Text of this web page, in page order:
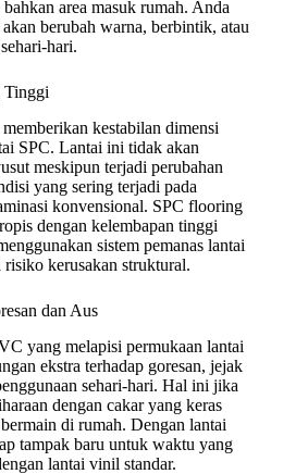
area masuk rumah. Anda
berubah warna, berbintik, atau
hari.
Tinggi
kestabilan dimensi
SPC. Lantai ini tidak akan
meskipun terjadi perubahan
yang sering terjadi pada
konvensional. SPC flooring
dengan kelembapan tinggi
sistem pemanas lantai
risiko kerusakan struktural.
dan Aus
yang melapisi permukaan lantai
ekstra terhadap goresan, jejak
sehari-hari. Hal ini jika
dengan cakar yang keras
di rumah. Dengan lantai
tampak baru untuk waktu yang
lantai vinil standar.